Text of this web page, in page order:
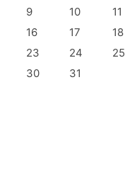
9 10 11
16 17 18
23 24 25
30 31